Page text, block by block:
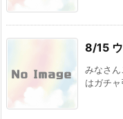
8/15
みなさ
はガチ